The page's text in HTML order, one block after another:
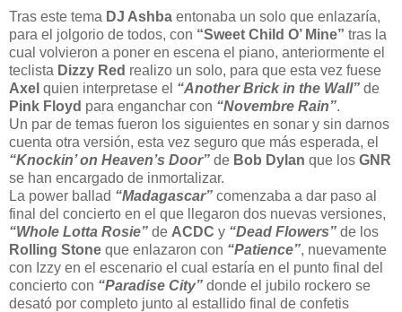
Tras este tema DJ Ashba entonaba un solo que enlazaría,
para el jolgorio de todos, con “Sweet Child O’ Mine” tras la
cual volvieron a poner en escena el piano, anteriormente el
teclista Dizzy Red realizo un solo, para que esta vez fuese
Axel quien interpretase el “Another Brick in the Wall” de
Pink Floyd para enganchar con “Novembre Rain”.
Un par de temas fueron los siguientes en sonar y sin darnos
cuenta otra versión, esta vez seguro que más esperada, el
“Knockin’ on Heaven’s Door” de Bob Dylan que los GNR
se han encargado de inmortalizar.
La power ballad “Madagascar” comenzaba a dar paso al
final del concierto en el que llegaron dos nuevas versiones,
“Whole Lotta Rosie” de ACDC y “Dead Flowers” de los
Rolling Stone que enlazaron con “Patience”, nuevamente
con Izzy en el escenario el cual estaría en el punto final del
concierto con “Paradise City” donde el jubilo rockero se
desató por completo junto al estallido final de confetis